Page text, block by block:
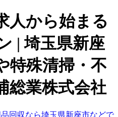
人から始まる
| 埼玉県新座
特殊清掃・不
総業株式会社